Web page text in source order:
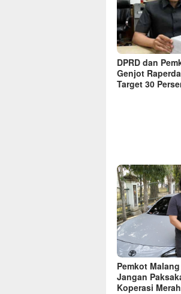
DPRD dan
Genjot
Target 30
Pemkot
Jangan
Koperasi